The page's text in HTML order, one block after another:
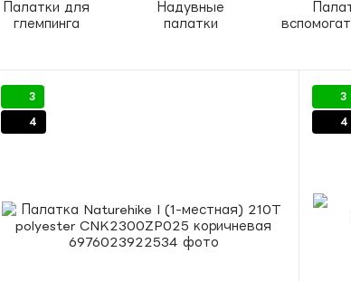
Палатки для
глемпинга
Надувные
палатки
3
4
3
4